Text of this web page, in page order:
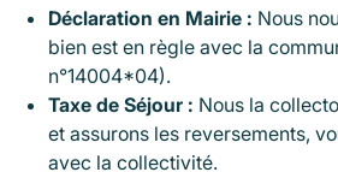
Déclaration en Mairie : Nous
bien est en règle avec la
n°14004*04).
Taxe de Séjour : Nous la
et assurons les reversements,
avec la collectivité.